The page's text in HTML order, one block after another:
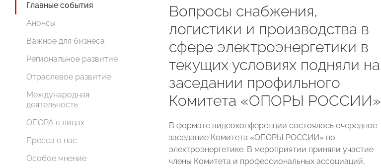
Главные события
Анонсы
Важное для бизнеса
Региональное развитие
Отраслевое развитие
Международная
деятельность
ОПОРА в лицах
Пресса о нас
Особое мнение
Вопросы снабжения,
логистики и производства в
сфере электроэнергетики в
текущих условиях подняли на
заседании профильного
Комитета «ОПОРЫ РОССИИ»
В формате видеоконференции состоялось очередное
заседание Комитета «ОПОРЫ РОССИИ» по
электроэнергетике. В мероприятии приняли участие
члены Комитета и профессиональных ассоциаций,